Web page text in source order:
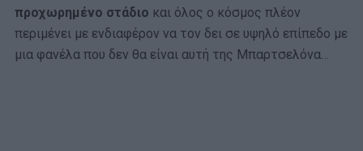
προχωρημένο στάδιο και όλος ο κόσμος πλέον
περιμένει με ενδιαφέρον να τον δει σε υψηλό επίπεδο με
μια φανέλα που δεν θα είναι αυτή της Μπαρτσελόνα…